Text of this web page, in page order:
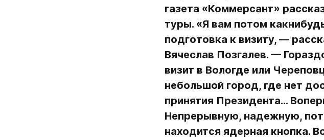
газета «Коммерсант»
туры. «Я вам потом
подготовка к визиту, —
Вячеслав Позгалев. —
визит в Вологде или
небольшой город, где нет
принятия Президента…
Непрерывную, надежную,
находится ядерная кнопка.